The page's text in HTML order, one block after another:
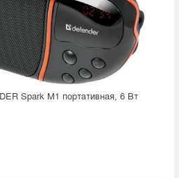
Spark M1 портативная, 6 Вт